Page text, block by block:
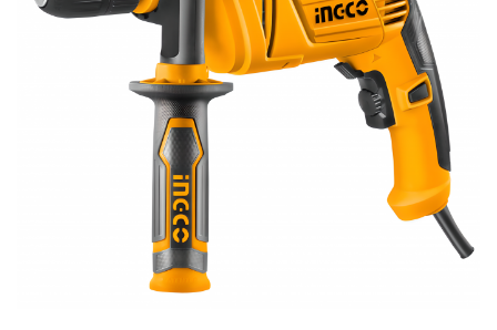
Accesorii pentru oberfreză
Măști de sudură
Polizoare unghiulare
Capsatoare
Accesorii pentru drujbă
Echipamente de protecție
Grătare Electrice
Grătare și accesorii